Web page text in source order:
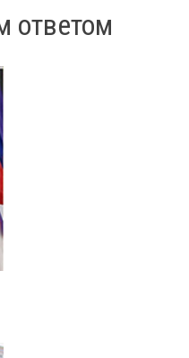
ответом